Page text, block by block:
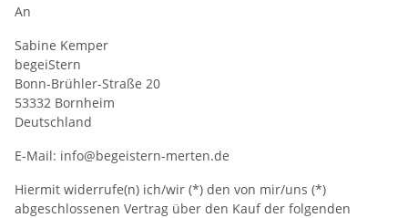
An
Sabine Kemper
begeiStern
Bonn-Brühler-Straße 20
53332 Bornheim
Deutschland
E-Mail: info@begeistern-merten.de
Hiermit widerrufe(n) ich/wir (*) den von mir/uns (*)
abgeschlossenen Vertrag über den Kauf der folgenden